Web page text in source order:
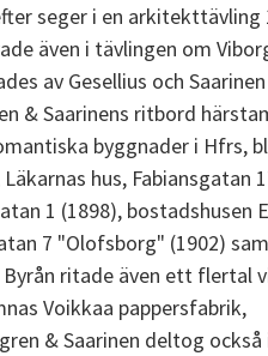
seger i en arkitekttävling
även i tävlingen om
av Gesellius och Saarinen
& Saarinens ritbord
byggnader i Hfrs,
hus, Fabiansgatan
1 (1898), bostadshusen
7 "Olofsborg" (1902)
ritade även ett flertal
Voikkaa pappersfabrik,
& Saarinen deltog också